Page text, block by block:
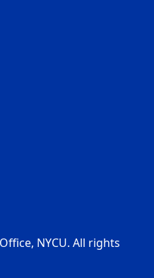
NYCU. All rights